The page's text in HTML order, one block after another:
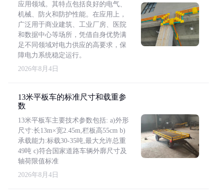
应用领域。其特点包括良好的电气、
机械、防火和防护性能。在应用上，
广泛用于商业建筑、工业厂房、医院
和数据中心等场所，凭借自身优势满
足不同领域对电力供应的高要求，保
障电力系统稳定运行。
2026年8月4日
13米平板车的标准尺寸和载重参
数
13米平板车主要技术参数包括: a)外形
尺寸:长13m×宽2.45m,栏板高55cm b)
承载能力:标载30-35吨,最大允许总重
49吨 c)符合国家道路车辆外廓尺寸及
轴荷限值标准
2026年8月4日